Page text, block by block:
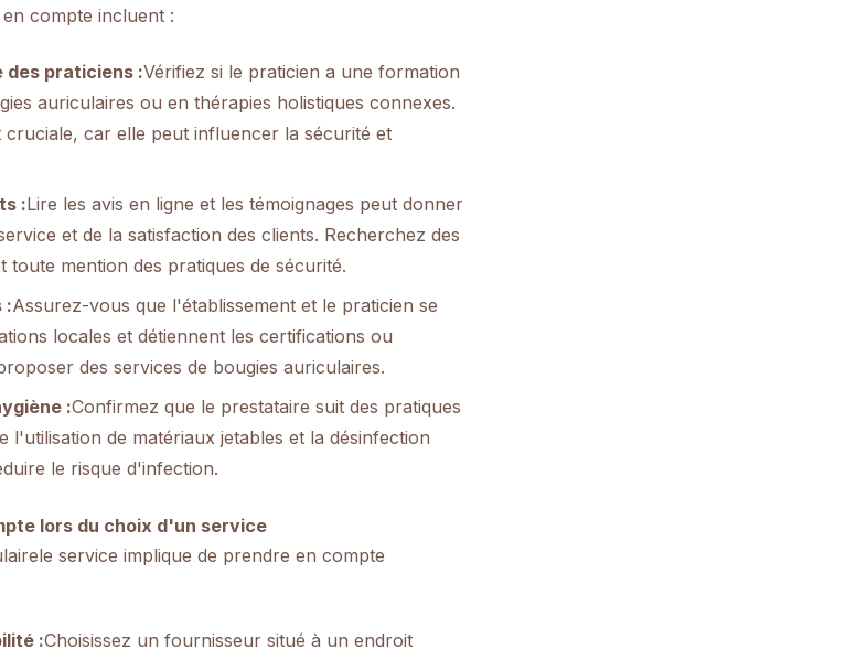
compte incluent :
des praticiens :Vérifiez si le praticien a une formation
auriculaires ou en thérapies holistiques connexes.
cruciale, car elle peut influencer la sécurité et
:Lire les avis en ligne et les témoignages peut donner
et de la satisfaction des clients. Recherchez des
mention des pratiques de sécurité.
:Assurez-vous que l'établissement et le praticien se
locales et détiennent les certifications ou
des services de bougies auriculaires.
:Confirmez que le prestataire suit des pratiques
l'utilisation de matériaux jetables et la désinfection
le risque d'infection.
lors du choix d'un service
le service implique de prendre en compte
:Choisissez un fournisseur situé à un endroit